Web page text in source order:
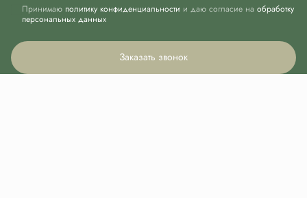
Принимаю политику конфиденциальности и даю согласие на обработку
персональных данных
Заказать звонок